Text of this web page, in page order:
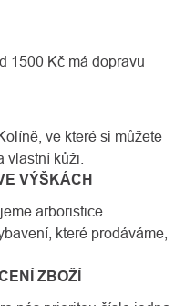
1500 Kč má dopravu
ve které si můžete
vlastní kůži.
VÝŠKÁCH
arboristice
které prodáváme,
ZBOŽÍ